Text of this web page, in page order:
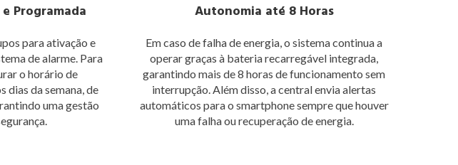
Programada
para ativação e
de alarme. Para
o horário de
dias da semana, de
uma gestão
Autonomia até 8 Horas
Em caso de falha de energia, o sistema continua a
operar graças à bateria recarregável integrada,
garantindo mais de 8 horas de funcionamento sem
interrupção. Além disso, a central envia alertas
automáticos para o smartphone sempre que houver
uma falha ou recuperação de energia.